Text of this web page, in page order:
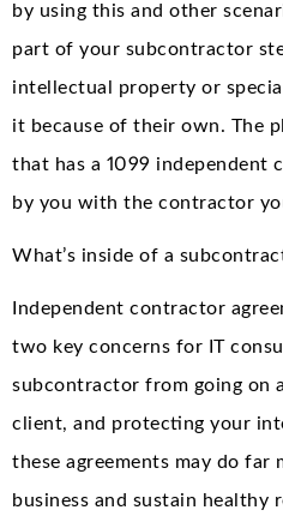
by using this and other
part of your subcontractor
intellectual property or
it because of their own. The
that has a 1099 independent
by you with the contractor
What’s inside of a
Independent contractor
two key concerns for IT
subcontractor from going on
client, and protecting your
these agreements may do far
business and sustain healthy